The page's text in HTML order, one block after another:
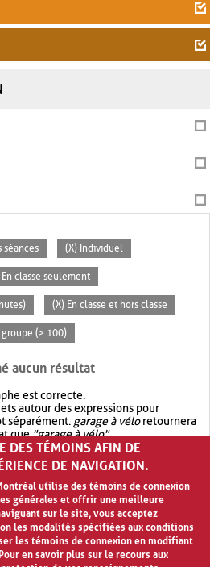
séances (X) Individuel
En classe seulement
(X) En classe et hors classe
groupe (> 100)
aucun résultat
est correcte.
autour des expressions pour
séparément. garage à véloretournera
que"garage à vélo".
recherche avec OR.garage OR vélo
de résultat quegarage à vélo
DES TÉMOINS AFIN DE
DE NAVIGATION.
utilise des témoins de connexion
générales et offrir une meilleure
sur le site, vous acceptez
les modalités spécifiées aux conditions
les témoins de connexion en modifiant
en savoir plus sur le recours aux